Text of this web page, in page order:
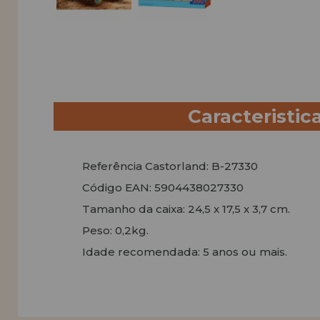
Referência Castorland: B-27330
Código EAN: 5904438027330
Tamanho da caixa: 24,5 x 17,5 x 3,7 cm.
Peso: 0,2kg.
Idade recomendada: 5 anos ou mais.